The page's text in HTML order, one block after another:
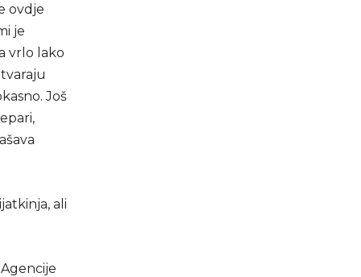
ovdje
je
vrlo lako
Još
ali